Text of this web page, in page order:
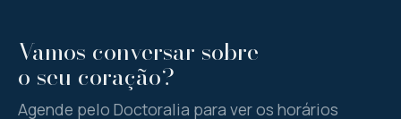
Vamos conversar sobre
o seu coração?
Agende pelo Doctoralia para ver os horários